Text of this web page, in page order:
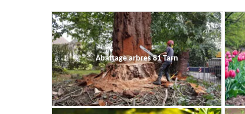
Abattage arbres 81 Tarn